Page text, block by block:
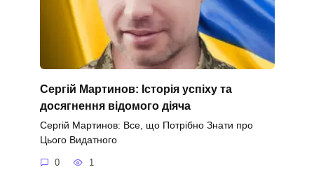
Сергій Мартинов: Історія успіху та
досягнення відомого діяча
Сергій Мартинов: Все, що Потрібно Знати про
Цього Видатного
0 1